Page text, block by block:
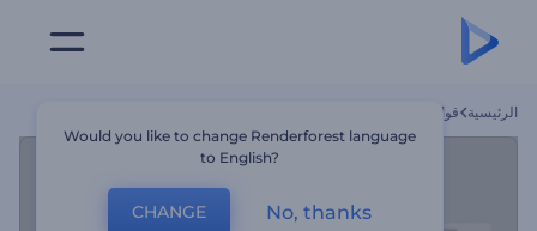
الرئيسية قوالب
Would you like to change Renderforest language
to English?
CHANGE No, thanks